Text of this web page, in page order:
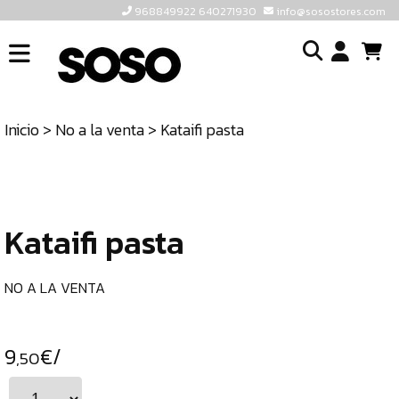
968849922 640271930 info@sosostores.com
INICIO
TIENDA
640271930
Inicio> No a la venta> Kataifi pasta
Kataifi pasta
NO A LA VENTA
9,50€/